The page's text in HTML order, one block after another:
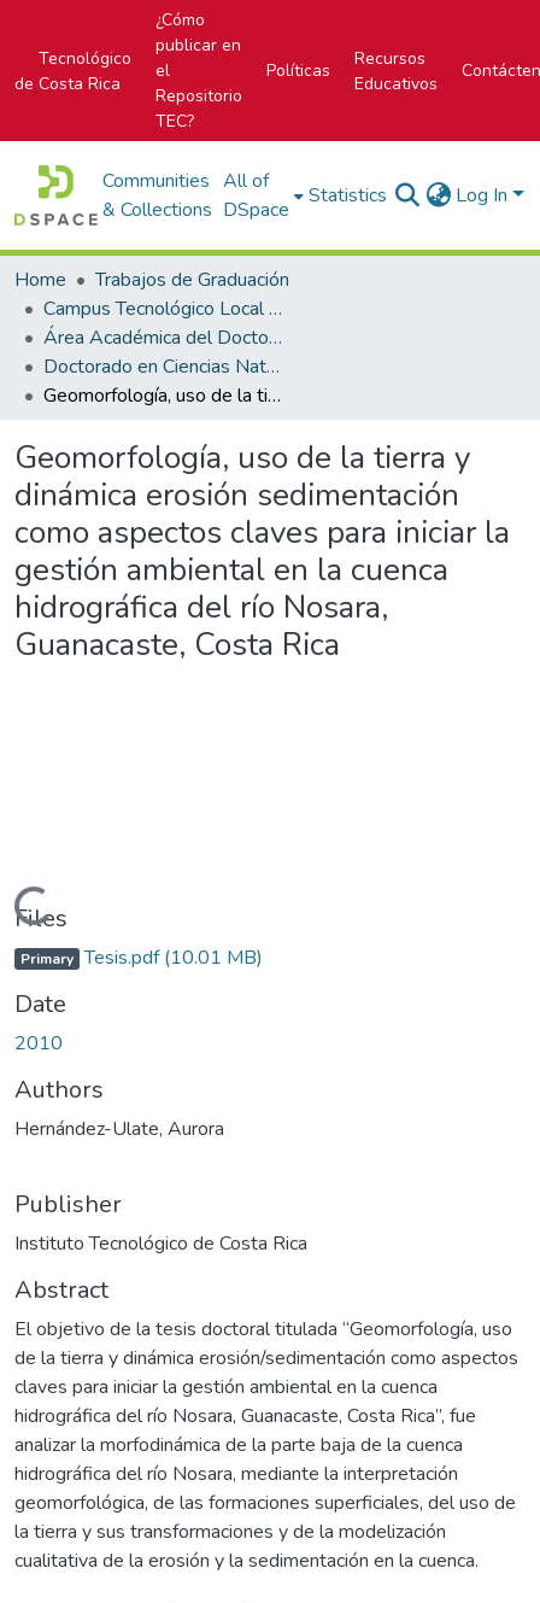
Tecnológico
de Costa Rica
¿Cómo
publicar en
el
Repositorio
TEC?
Políticas
Recursos
Educativos
Communities
& Collections
All of
DSpace
Statistics Log In
Home
Trabajos de Graduación
Campus Tecnológico Local San Carlos
Área Académica del Doctorado en Ciencias Naturales para el Desarrollo
Doctorado en Ciencias Naturales para el Desarrollo
Geomorfología, uso de la tierra y dinámica erosión sedimentación como aspectos claves para iniciar la gestión ambiental en la cuenca hidrográfica del río Nosara, Guanacaste, Costa Rica
Geomorfología, uso de la tierra y
dinámica erosión sedimentación
como aspectos claves para iniciar la
gestión ambiental en la cuenca
hidrográfica del río Nosara,
Guanacaste, Costa Rica
Files
Primary Tesis.pdf(10.01 MB)
Date
2010
Authors
Hernández-Ulate, Aurora
Publisher
Instituto Tecnológico de Costa Rica
Abstract
El objetivo de la tesis doctoral titulada “Geomorfología, uso
de la tierra y dinámica erosión/sedimentación como aspectos
claves para iniciar la gestión ambiental en la cuenca
hidrográfica del río Nosara, Guanacaste, Costa Rica”, fue
analizar la morfodinámica de la parte baja de la cuenca
hidrográfica del río Nosara, mediante la interpretación
geomorfológica, de las formaciones superficiales, del uso de
la tierra y sus transformaciones y de la modelización
cualitativa de la erosión y la sedimentación en la cuenca.